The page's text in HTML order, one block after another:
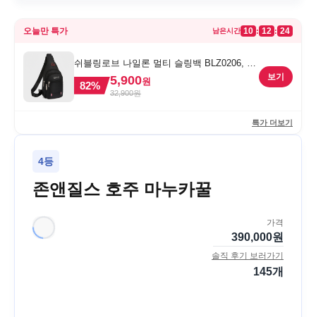
오늘만 특가 남은시간 10 : 12 : 24
쉬블링로브 나일론 멀티 슬링백 BLZ0206, 블
랙, FREE
82% 5,900원
32,900원
보기
특가 더보기
4등
존앤질스 호주 마누카꿀
가격
390,000원
솔직 후기 보러가기
145개